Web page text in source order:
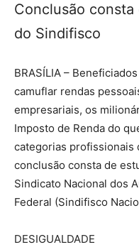
Conclusão
do Sindifisco
BRASÍLIA –
camuflar rendas
empresariais, os
Imposto de Renda do
categorias profissionais
conclusão consta de
Sindicato Nacional dos
Federal (Sindifisco
DESIGUALDADE